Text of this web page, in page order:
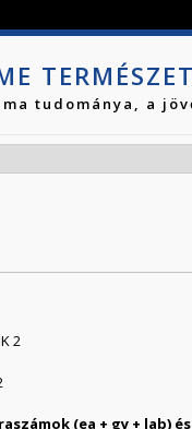
ma tudománya, a
2